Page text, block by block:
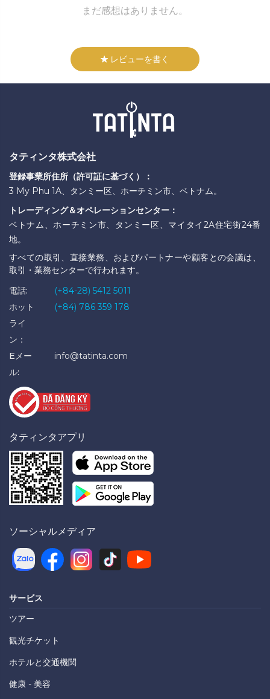
まだ感想はありません。
レビューを書く
タティンタ株式会社
登録事業所住所（許可証に基づく）：
3 My Phu 1A、タンミー区、ホーチミン市、ベトナム。
トレーディング＆オペレーションセンター：
ベトナム、ホーチミン市、タンミー区、マイタイ2A住宅街24番
地。
すべての取引、直接業務、およびパートナーや顧客との会議は、
取引・業務センターで行われます。
電話:
(+84-28) 5412 5011
ホット
ライ
ン：
(+84) 786 359 178
Eメー
ル:
info@tatinta.com
タティンタアプリ
ソーシャルメディア
サービス
ツアー
観光チケット
ホテルと交通機関
健康 - 美容